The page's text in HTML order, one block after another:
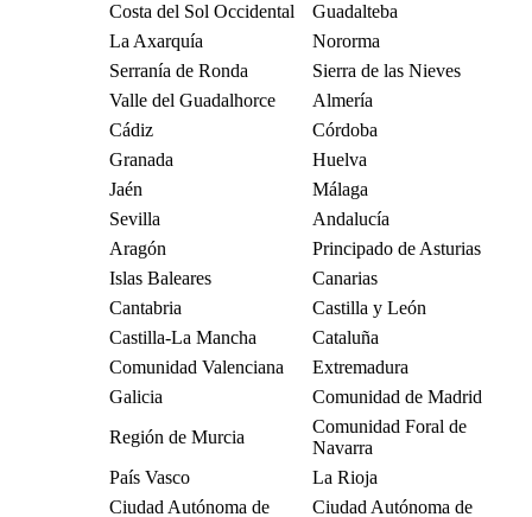
Costa del Sol Occidental
Guadalteba
La Axarquía
Nororma
Serranía de Ronda
Sierra de las Nieves
Valle del Guadalhorce
Almería
Cádiz
Córdoba
Granada
Huelva
Jaén
Málaga
Sevilla
Andalucía
Aragón
Principado de Asturias
Islas Baleares
Canarias
Cantabria
Castilla y León
Castilla-La Mancha
Cataluña
Comunidad Valenciana
Extremadura
Galicia
Comunidad de Madrid
Región de Murcia
Comunidad Foral de
Navarra
País Vasco
La Rioja
Ciudad Autónoma de
Ciudad Autónoma de